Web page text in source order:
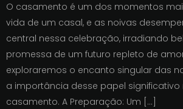
O casamento é um dos momentos
vida de um casal, e as noivas
central nessa celebração, irradiando
promessa de um futuro repleto de
exploraremos o encanto singular das
a importância desse papel significativo
casamento. A Preparação: Um […]